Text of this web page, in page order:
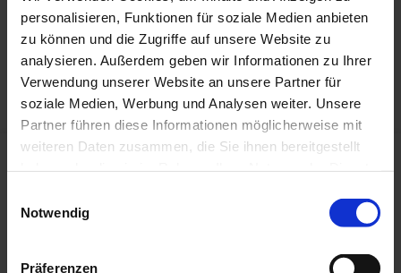
personalisieren, Funktionen für soziale Medien anbieten
zu können und die Zugriffe auf unsere Website zu
analysieren. Außerdem geben wir Informationen zu Ihrer
Verwendung unserer Website an unsere Partner für
soziale Medien, Werbung und Analysen weiter. Unsere
Partner führen diese Informationen möglicherweise mit
weiteren Daten zusammen, die Sie ihnen bereitgestellt
Notwendig
Präferenzen
Write to us!